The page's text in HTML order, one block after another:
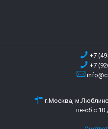
+7
+7
г.Москва,
пн-сб с 10